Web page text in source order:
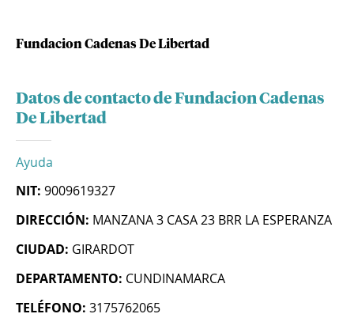
Fundacion Cadenas De Libertad
Datos de contacto de Fundacion Cadenas
De Libertad
Ayuda
NIT: 9009619327
DIRECCIÓN: MANZANA 3 CASA 23 BRR LA ESPERANZA
CIUDAD: GIRARDOT
DEPARTAMENTO: CUNDINAMARCA
TELÉFONO: 3175762065